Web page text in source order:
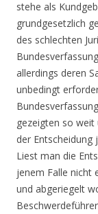
stehe als
grundgesetzlich
des schlechten
allerdings deren
unbedingt
gezeigten so
der Entscheidung
Liest man die
jenem Falle nicht
und abgeriegelt